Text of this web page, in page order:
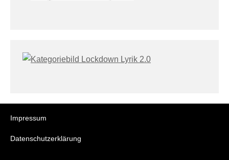
Impressum
Datenschutzerklärung